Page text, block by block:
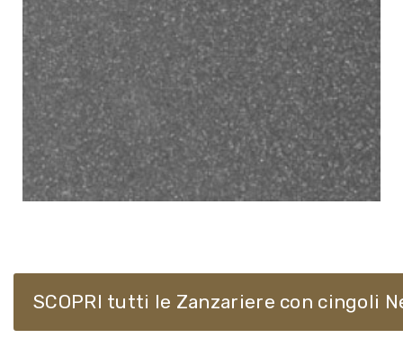
SCOPRI tutti le Zanzariere con cingoli